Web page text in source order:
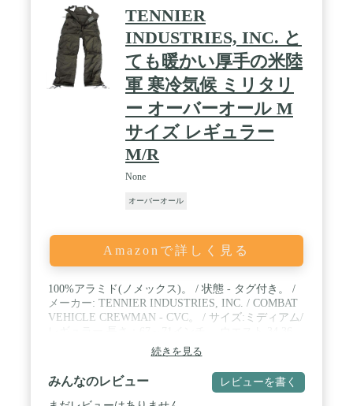
／ ※アイロンの際は、当て布を使用してください。
TENNIER
INDUSTRIES, INC. と
ても暖かい厚手の米陸
軍 寒冷気候 ミリタリ
ー オーバーオール M
サイズ レギュラー
M/R
None
オーバーオール
Amazonで詳しく見る
100%アラミド(ノメックス)。 / 状態 - タグ付き。 /
メーカー: TENNIER INDUSTRIES, INC. / COMBAT
VEHICLE CREWMAN - CVC。 / サイズ:ミディアム/
続きを見る
みんなのレビュー レビューを書く